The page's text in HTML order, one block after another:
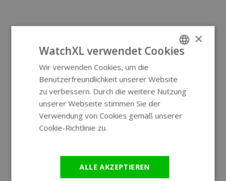
GERMAN
×
WatchXL verwendet Cookies
Wir verwenden Cookies, um die
Benutzerfreundlichkeit unserer Website
zu verbessern. Durch die weitere Nutzung
unserer Webseite stimmen Sie der
Verwendung von Cookies gemäß unserer
Cookie-Richtlinie zu.
ALLE AKZEPTIEREN